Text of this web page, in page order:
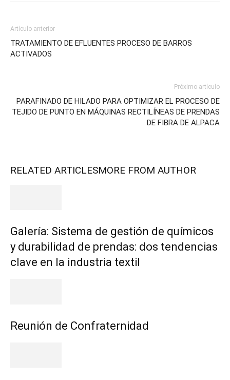
Artículo anterior
TRATAMIENTO DE EFLUENTES PROCESO DE BARROS
ACTIVADOS
Próximo artículo
PARAFINADO DE HILADO PARA OPTIMIZAR EL PROCESO DE
TEJIDO DE PUNTO EN MÁQUINAS RECTILÍNEAS DE PRENDAS
DE FIBRA DE ALPACA
RELATED ARTICLESMORE FROM AUTHOR
Galería: Sistema de gestión de químicos
y durabilidad de prendas: dos tendencias
clave en la industria textil
Reunión de Confraternidad